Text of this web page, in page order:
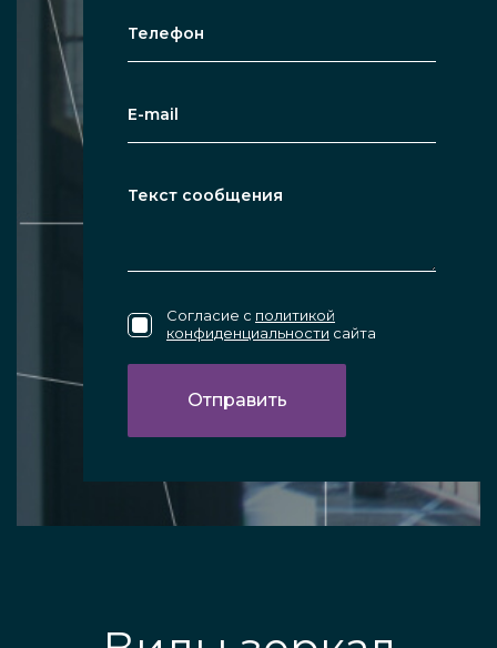
Согласие с политикой
конфиденциальности сайта